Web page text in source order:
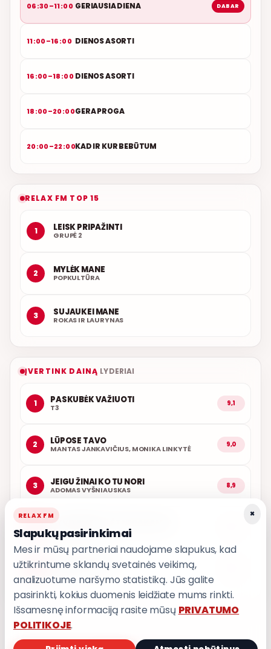
06:30–11:00 GERIAUSIA DIENA DABAR
11:00–16:00 DIENOS ASORTI
16:00–18:00DIENOS ASORTI
18:00–20:00GERA PROGA
20:00–22:00KAD IR KUR BEBŪTUM
RELAX FM TOP 15
1 LEISK PRIPAŽINTI
GRUPĖ 2
2 MYLĖK MANE
POPKULTŪRA
3 SUJAUKEI MANE
ROKAS IR LAURYNAS
ĮVERTINK DAINĄ LYDERIAI
1 PASKUBĖK VAŽIUOTI
T3 9,1
2 LŪPOSE TAVO
MANTAS JANKAVIČIUS, MONIKA LINKYTĖ 9,0
3 JEIGU ŽINAI KO TU NORI
ADOMAS VYŠNIAUSKAS 8,9
POPKULTŪRA
5 IŠ MANO ŠIRDIES
×
RELAX FM
Slapukų pasirinkimai
Mes ir mūsų partneriai naudojame slapukus, kad
užtikrintume sklandų svetainės veikimą,
analizuotume naršymo statistiką. Jūs galite
pasirinkti, kokius duomenis leidžiate mums rinkti.
Išsamesnę informaciją rasite mūsų PRIVATUMO
POLITIKOJE.